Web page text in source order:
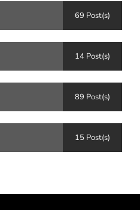
69 Post(s)
14 Post(s)
89 Post(s)
15 Post(s)